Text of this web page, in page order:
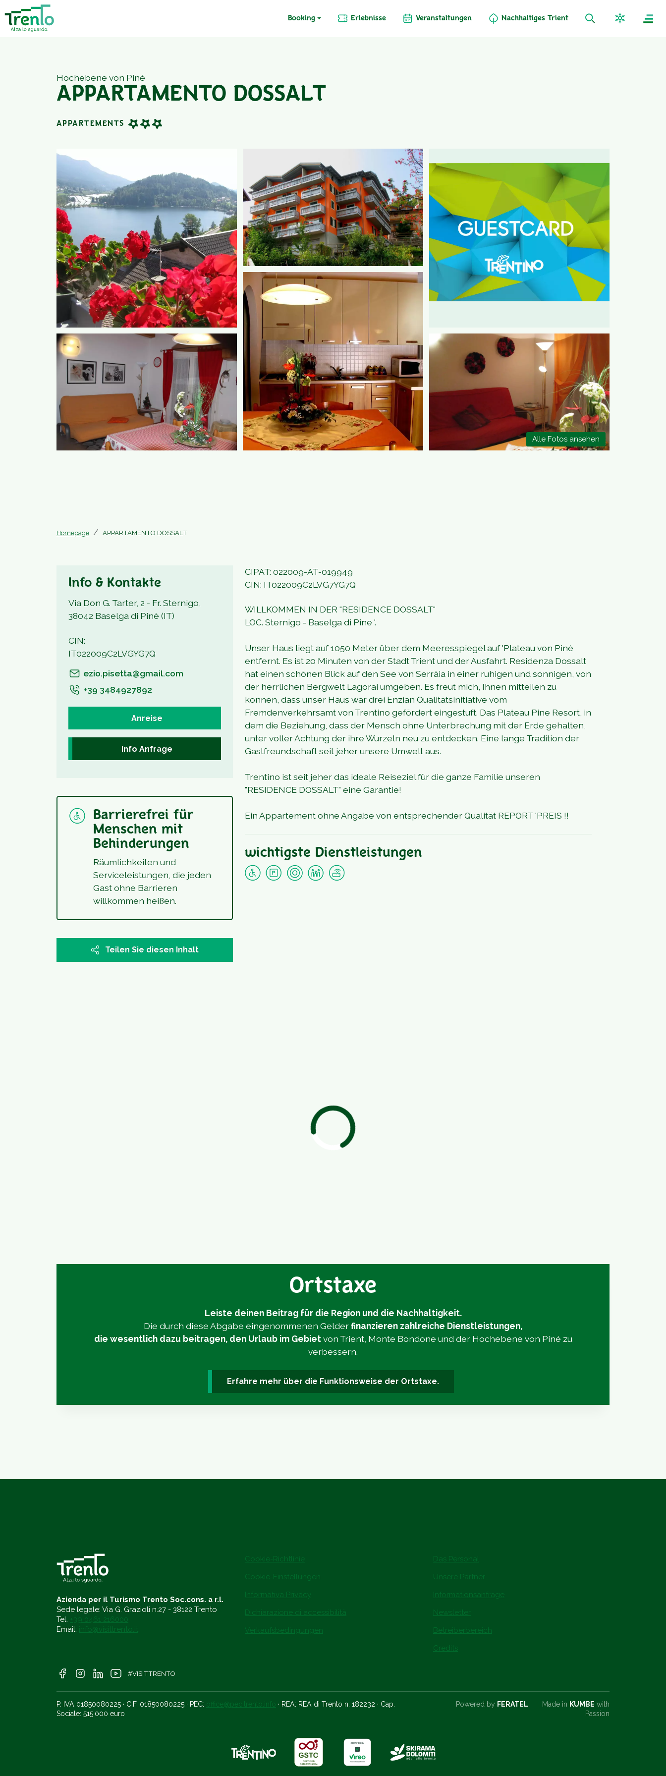
Booking Erlebnisse Veranstaltungen Nachhaltiges Trient
Hochebene von Piné
APPARTAMENTO DOSSALT
APPARTEMENTS
Alle Fotos ansehen
Homepage APPARTAMENTO DOSSALT
CIPAT: 022009-AT-019949
CIN: IT022009C2LVG7YG7Q
WILLKOMMEN IN DER "RESIDENCE DOSSALT"
LOC. Sternigo - Baselga di Pine '.
Unser Haus liegt auf 1050 Meter über dem Meeresspiegel auf 'Plateau von Pinè
entfernt. Es ist 20 Minuten von der Stadt Trient und der Ausfahrt. Residenza Dossalt
hat einen schönen Blick auf den See von Serràia in einer ruhigen und sonnigen, von
der herrlichen Bergwelt Lagorai umgeben. Es freut mich, Ihnen mitteilen zu
können, dass unser Haus war drei Enzian Qualitätsinitiative vom
Fremdenverkehrsamt von Trentino gefördert eingestuft. Das Plateau Pine Resort, in
dem die Beziehung, dass der Mensch ohne Unterbrechung mit der Erde gehalten,
unter voller Achtung der ihre Wurzeln neu zu entdecken. Eine lange Tradition der
Gastfreundschaft seit jeher unsere Umwelt aus.
Trentino ist seit jeher das ideale Reiseziel für die ganze Familie unseren
"RESIDENCE DOSSALT" eine Garantie!
Ein Appartement ohne Angabe von entsprechender Qualität REPORT 'PREIS !!
wichtigste Dienstleistungen
Info & Kontakte
Via Don G. Tarter, 2 - Fr. Sternigo,
38042 Baselga di Pinè (IT)
CIN:
IT022009C2LVGYG7Q
ezio.pisetta@gmail.com
+39 3484927892
Anreise
Info Anfrage
Barrierefrei für
Menschen mit
Behinderungen
Räumlichkeiten und
Serviceleistungen, die jeden
Gast ohne Barrieren
willkommen heißen.
Teilen Sie diesen Inhalt
Ortstaxe
Leiste deinen Beitrag für die Region und die Nachhaltigkeit.
Die durch diese Abgabe eingenommenen Gelderfinanzieren zahlreiche Dienstleistungen,
die wesentlich dazu beitragen, den Urlaub im Gebietvon Trient, Monte Bondone und der Hochebene von Piné zu
verbessern.
Erfahre mehr über die Funktionsweise der Ortstaxe.
Azienda per il Turismo Trento Soc.cons. a r.l.
Sede legale: Via G. Grazioli n.27 - 38122 Trento
Tel. +39 0461 216000
Email: info@visittrento.it
Cookie-Richtlinie
Cookie-Einstellungen
Informativa Privacy
Dichiarazione di accessibilità
Verkaufsbedingungen
Das Personal
Unsere Partner
Informationsanfrage
Newsletter
Betreiberbereich
Credits
#VISITTRENTO
P. IVA 01850080225 · C.F. 01850080225 · PEC: office@pec.trento.info · REA: REA di Trento n. 182232 · Cap.
Sociale: 515.000 euro
Powered by FERATEL Made in KUMBE with
Passion